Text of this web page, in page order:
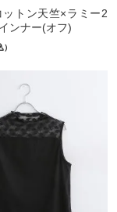
ットン天竺×ラミー2
ンナー(オフ)
）